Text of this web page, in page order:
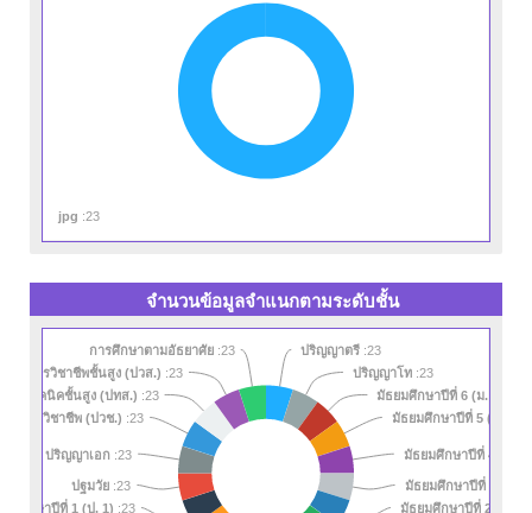
jpg :23
จำนวนข้อมูลจำแนกตามระดับชั้น
ปริญญาตรี :23
ปริญญาโท :23
มัธยมศึกษาปีที่ 6 (ม. 6)
มัธยมศึกษาปีที่ 5 (ม. 5)
มัธยมศึกษาปีที่ 4 (ม. 4)
มัธยมศึกษาปีที่ 3 (ม. 3)
มัธยมศึกษาปีที่ 2 (ม. 2)
ถมศึกษาปีที่ 1 (ป. 1) :23
ปฐมวัย :23
ปริญญาเอก :23
ยบัตรวิชาชีพ (ปวช.) :23
ครูเทคนิคชั้นสูง (ปทส.) :23
นียบัตรวิชาชีพชั้นสูง (ปวส.) :23
การศึกษาตามอัธยาศัย :23